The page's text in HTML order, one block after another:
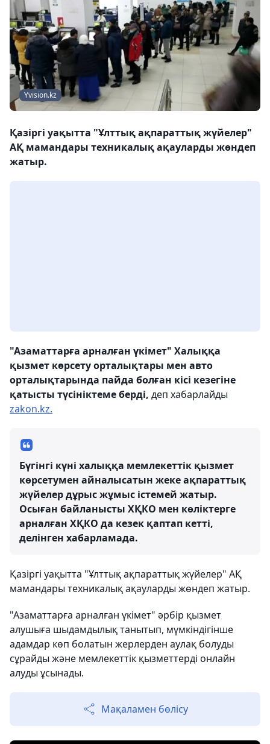
Yvision.kz
Қазіргі уақытта "Ұлттық ақпараттық жүйелер"
АҚ мамандары техникалық ақауларды жөндеп
жатыр.
"Азаматтарға арналған үкімет" Халыққа
қызмет көрсету орталықтары мен авто
орталықтарында пайда болған кісі кезегіне
қатысты түсініктеме берді, деп хабарлайды
zakon.kz.
Бүгінгі күні халыққа мемлекеттік қызмет
көрсетумен айналысатын жеке ақпараттық
жүйелер дұрыс жұмыс істемей жатыр.
Осыған байланысты ХҚКО мен көліктерге
арналған ХҚКО да кезек қаптап кетті,
делінген хабарламада.
Қазіргі уақытта "Ұлттық ақпараттық жүйелер" АҚ
мамандары техникалық ақауларды жөндеп жатыр.
"Азаматтарға арналған үкімет" әрбір қызмет
алушыға шыдамдылық танытып, мүмкіндігінше
адамдар көп болатын жерлерден аулақ болуды
сұрайды және мемлекеттік қызметтерді онлайн
алуды ұсынады.
Мақаламен бөлісу